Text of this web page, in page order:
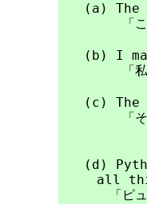
(a) The
「この都市
(b) I
「私は何
(c) The
「その件は
(d)
all
「ピュタゴ